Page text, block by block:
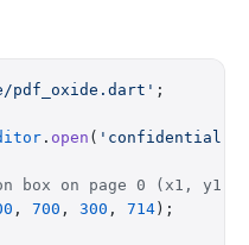
pdf_oxide.dart' ;
. open (
box on page 0 (x1,
, 700 , 300 , 714 );